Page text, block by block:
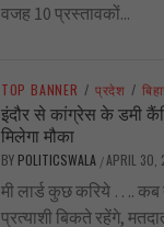
वजह 10 प्रस्तावकों...
TOP BANNER / प्रदेश /
इंदौर से कांग्रेस के डमी
मिलेगा मौका
BY POLITICSWALA /APRIL 30,
मी लार्ड कुछ करिये …. कब
प्रत्याशी बिकते रहेंगे,